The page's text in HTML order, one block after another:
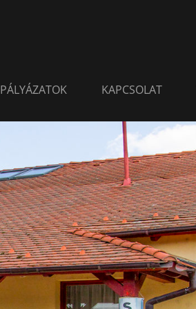
PÁLYÁZATOK KAPCSOLAT